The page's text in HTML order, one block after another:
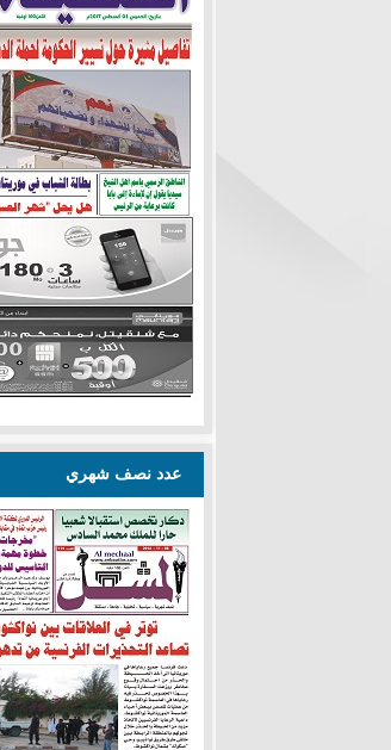
عدد نصف شهري